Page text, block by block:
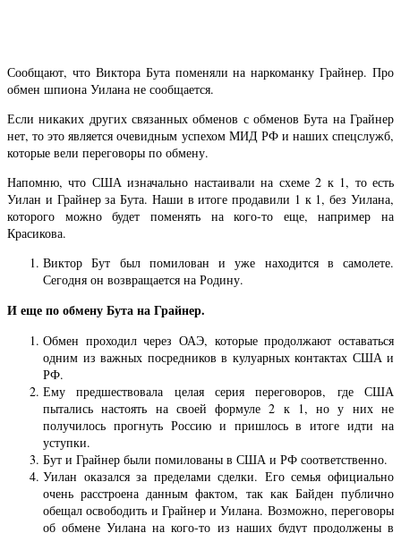
Сообщают, что Виктора Бута поменяли на наркоманку Грайнер. Про
обмен шпиона Уилана не сообщается.
Если никаких других связанных обменов с обменов Бута на Грайнер
нет, то это является очевидным успехом МИД РФ и наших спецслужб,
которые вели переговоры по обмену.
Напомню, что США изначально настаивали на схеме 2 к 1, то есть
Уилан и Грайнер за Бута. Наши в итоге продавили 1 к 1, без Уилана,
которого можно будет поменять на кого-то еще, например на
Красикова.
Виктор Бут был помилован и уже находится в самолете.
Сегодня он возвращается на Родину.
И еще по обмену Бута на Грайнер.
Обмен проходил через ОАЭ, которые продолжают оставаться
одним из важных посредников в кулуарных контактах США и
РФ.
Ему предшествовала целая серия переговоров, где США
пытались настоять на своей формуле 2 к 1, но у них не
получилось прогнуть Россию и пришлось в итоге идти на
уступки.
Бут и Грайнер были помилованы в США и РФ соответственно.
Уилан оказался за пределами сделки. Его семья официально
очень расстроена данным фактом, так как Байден публично
обещал освободить и Грайнер и Уилана. Возможно, переговоры
об обмене Уилана на кого-то из наших будут продолжены в